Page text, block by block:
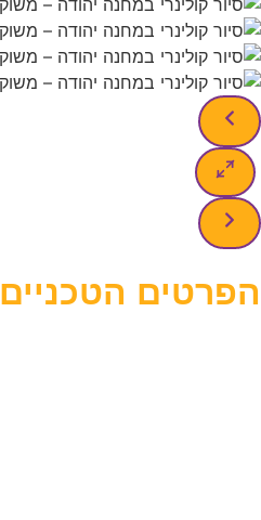
הפרטים הטכניים